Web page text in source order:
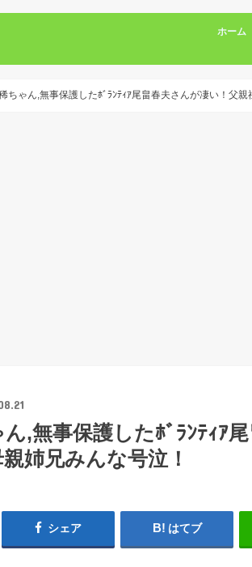
ホーム
ちゃん,無事保護したﾎﾞﾗﾝﾃｨｱ尾畠春夫さんが凄い！父親
,無事保護したﾎﾞﾗﾝﾃｨｱ
姉兄みんな号泣！
シェア はてブ